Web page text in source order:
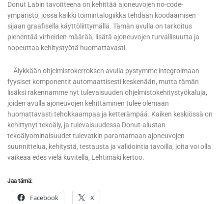
Donut Labin tavoitteena on kehittää ajoneuvojen no-code-
ympäristö, jossa kaikki toimintalogiikka tehdään koodaamisen
sijaan graafisella käyttöliittymällä. Tämän avulla on tarkoitus
pienentää virheiden määrää, lisätä ajoneuvojen turvallisuutta ja
nopeuttaa kehitystyötä huomattavasti.
– Älykkään ohjelmistokerroksen avulla pystymme integroimaan
fyysiset komponentit automaattisesti keskenään, mutta tämän
lisäksi rakennamme nyt tulevaisuuden ohjelmistokehitystyökaluja,
joiden avulla ajoneuvojen kehittäminen tulee olemaan
huomattavasti tehokkaampaa ja ketterämpää. Kaiken keskiössä on
kehittynyt tekoäly, ja tulevaisuudessa Donut-alustan
tekoälyominaisuudet tulevatkin parantamaan ajoneuvojen
suunnittelua, kehitystä, testausta ja validointia tavoilla, joita voi olla
vaikeaa edes vielä kuvitella, Lehtimäki kertoo.
Jaa tämä:
Facebook X